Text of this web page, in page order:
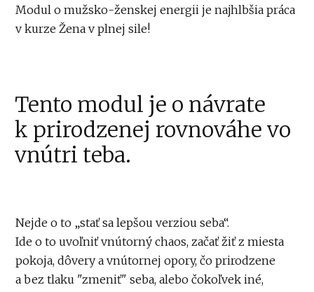
Modul o mužsko-ženskej energii je najhlbšia práca
v kurze Žena v plnej sile!
Tento modul je o návrate
k prirodzenej rovnováhe vo
vnútri teba.
Nejde o to „stať sa lepšou verziou seba“.
Ide o to uvoľniť vnútorný chaos, začať žiť z miesta
pokoja, dôvery a vnútornej opory, čo prirodzene
a bez tlaku "zmeniť" seba, alebo čokoľvek iné,